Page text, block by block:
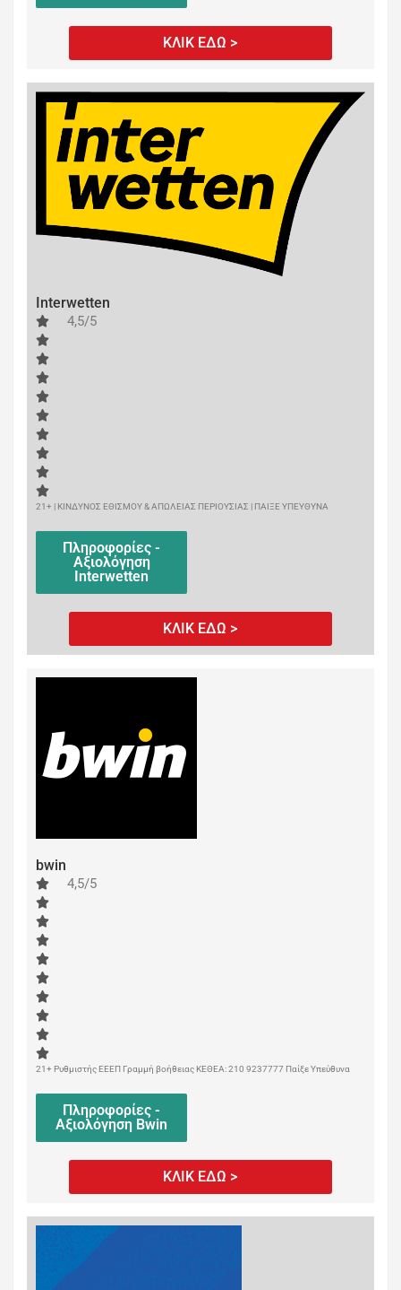
ΚΛΙΚ ΕΔΩ >
Interwetten
4,5/5
21+ | ΚΙΝΔΥΝΟΣ ΕΘΙΣΜΟΥ & ΑΠΩΛΕΙΑΣ ΠΕΡΙΟΥΣΙΑΣ | ΠΑΙΞΕ ΥΠΕΥΘΥΝΑ
Πληροφορίες -
Αξιολόγηση
Interwetten
ΚΛΙΚ ΕΔΩ >
bwin
4,5/5
21+ Ρυθμιστής ΕΕΕΠ Γραμμή βοήθειας ΚΕΘΕΑ: 210 9237777 Παίξε Υπεύθυνα
Πληροφορίες -
Αξιολόγηση Bwin
ΚΛΙΚ ΕΔΩ >